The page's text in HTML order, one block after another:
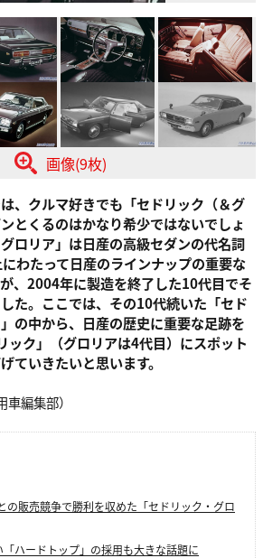
画像(9枚)
、クルマ好きでも「セドリック（＆グ
とくるのはかなり希少ではないでしょ
ロリア」は日産の高級セダンの代名詞
わたって日産のラインナップの重要な
、2004年に製造を終了した10代目でそ
た。ここでは、その10代続いた「セド
の中から、日産の歴史に重要な足跡を
ック」（グロリアは4代目）にスポット
ていきたいと思います。
編集部）
の販売競争で勝利を収めた「セドリック・グロ
ハードトップ」の採用も大きな話題に